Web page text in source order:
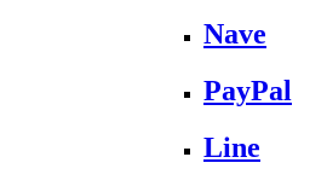
Nave
PayPal
Line